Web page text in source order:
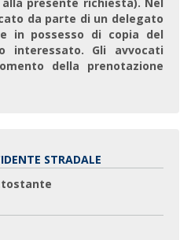
da parte di un delegato
in possesso di copia del
interessato. Gli avvocati
della prenotazione
STRADALE